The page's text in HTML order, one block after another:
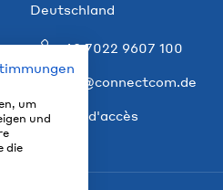
Deutschland
+49 7022 9607 100
info@connectcom.de
Plan d'accès
um
und
die